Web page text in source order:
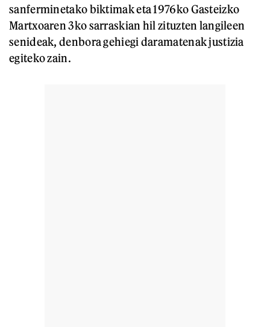
sanferminetako biktimak eta 1976ko Gasteizko
Martxoaren 3ko sarraskian hil zituzten langileen
senideak, denbora gehiegi daramatenak justizia
egiteko zain.